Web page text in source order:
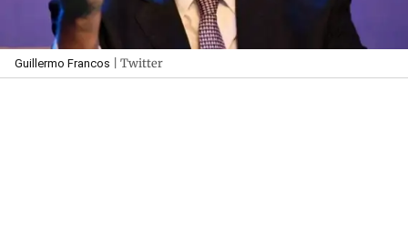
Guillermo Francos | Twitter